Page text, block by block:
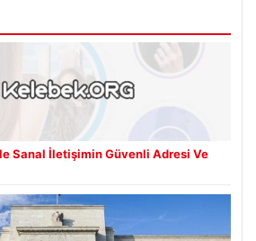
Sanal İletişimin Güvenli Adresi Ve